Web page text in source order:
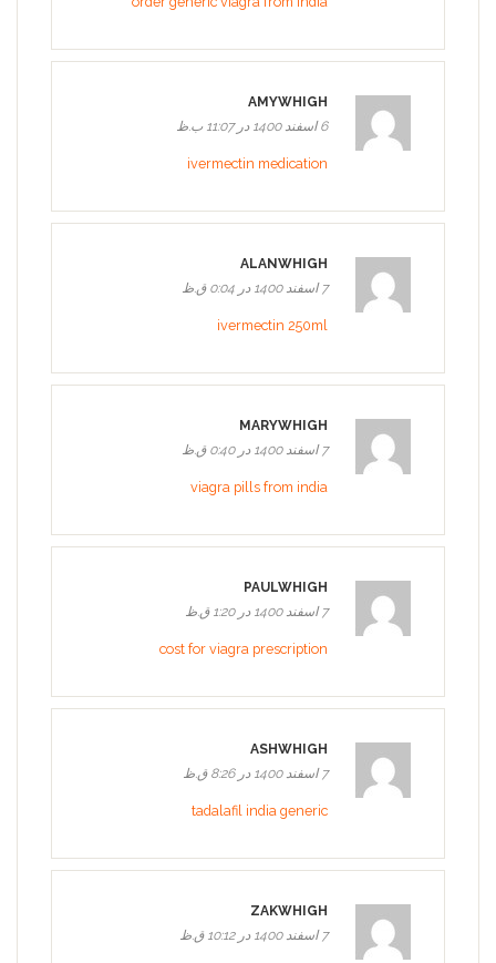
AMYWHIGH
6 اسفند 1400 در 11:07 ب.ظ
ivermectin medication
ALANWHIGH
7 اسفند 1400 در 0:04 ق.ظ
ivermectin 250ml
MARYWHIGH
7 اسفند 1400 در 0:40 ق.ظ
viagra pills from india
PAULWHIGH
7 اسفند 1400 در 1:20 ق.ظ
cost for viagra prescription
ASHWHIGH
7 اسفند 1400 در 8:26 ق.ظ
tadalafil india generic
ZAKWHIGH
7 اسفند 1400 در 10:12 ق.ظ